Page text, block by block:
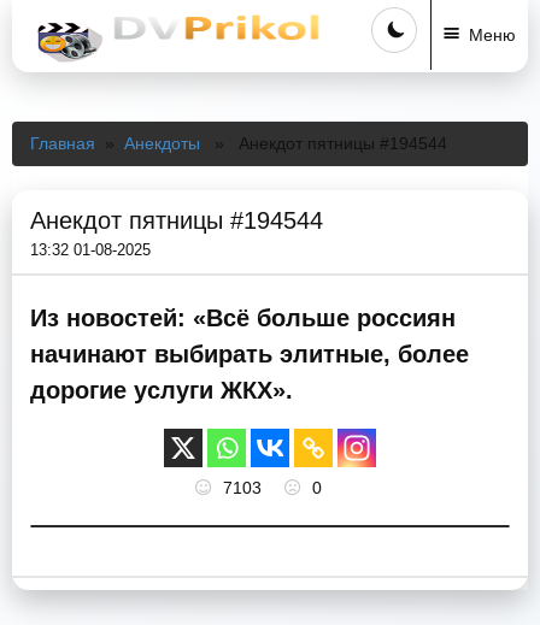
Меню
Главная » Анекдоты » Анекдот пятницы #194544
Анекдот пятницы #194544
13:32 01-08-2025
Из новостей: «Всё больше россиян
начинают выбирать элитные, более
дорогие услуги ЖКХ».
7103 0